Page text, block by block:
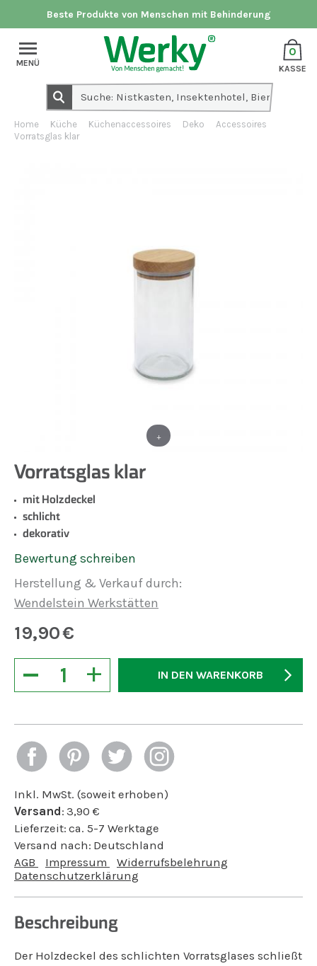
Beste Produkte von Menschen mit Behinderung
0
KASSE
MENÜ
Home Küche Küchenaccessoires Deko
Accessoires
Vorratsglas klar
+
Vorratsglas klar
mit Holzdeckel
schlicht
dekorativ
Bewertung schreiben
Herstellung & Verkauf durch:
Wendelstein Werkstätten
19,90€
+
− IN DEN WARENKORB
Inkl. MwSt. (soweit erhoben)
Versand: 3,90 €
Lieferzeit: ca. 5-7 Werktage
Versand nach: Deutschland
AGB
Impressum
Widerrufsbelehrung
Datenschutzerklärung
Beschreibung
Der Holzdeckel des schlichten Vorratsglases schließt